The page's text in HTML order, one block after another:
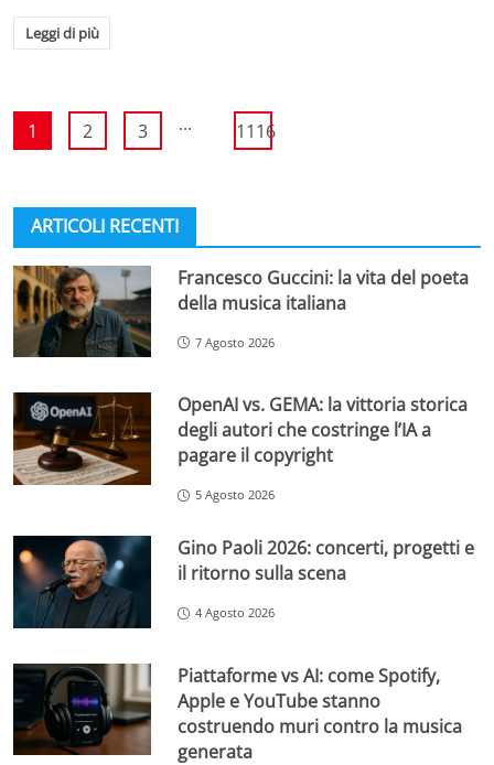
Leggi di più
1 2 3 ... 1116
ARTICOLI RECENTI
Francesco Guccini: la vita del poeta
della musica italiana
7 Agosto 2026
OpenAI vs. GEMA: la vittoria storica
degli autori che costringe l’IA a
pagare il copyright
5 Agosto 2026
Gino Paoli 2026: concerti, progetti e
il ritorno sulla scena
4 Agosto 2026
Piattaforme vs AI: come Spotify,
Apple e YouTube stanno
costruendo muri contro la musica
generata